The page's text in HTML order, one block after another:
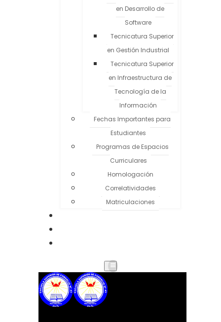
en Desarrollo de
Software
Tecnicatura Superior
en Gestión Industrial
Tecnicatura Superior
en Infraestructura de
Tecnología de la
Información
Fechas Importantes para
Estudiantes
Programas de Espacios
Curriculares
Homologación
Correlatividades
Matriculaciones